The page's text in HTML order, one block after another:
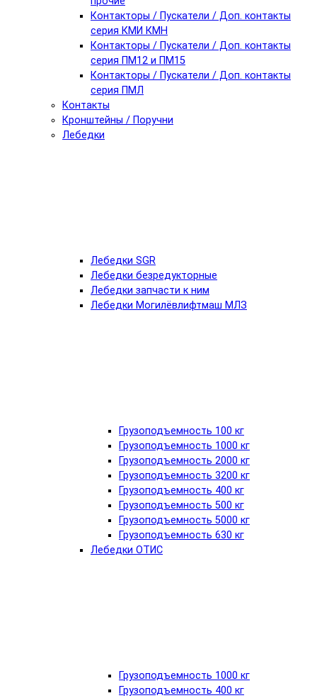
Контакторы / Пускатели / Доп. контакты
серия КМИ КМН
Контакторы / Пускатели / Доп. контакты
серия ПМ12 и ПМ15
Контакторы / Пускатели / Доп. контакты
серия ПМЛ
Контакты
Кронштейны / Поручни
Лебедки
Лебедки SGR
Лебедки безредукторные
Лебедки запчасти к ним
Лебедки Могилёвлифтмаш МЛЗ
Грузоподъемность 100 кг
Грузоподъемность 1000 кг
Грузоподъемность 2000 кг
Грузоподъемность 3200 кг
Грузоподъемность 400 кг
Грузоподъемность 500 кг
Грузоподъемность 5000 кг
Грузоподъемность 630 кг
Лебедки ОТИС
Грузоподъемность 1000 кг
Грузоподъемность 400 кг